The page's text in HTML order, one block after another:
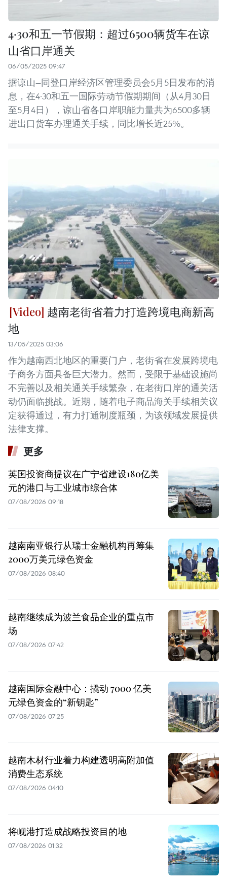
4·30和五一节假期：超过6500辆货车在谅
山省口岸通关
06/05/2025 09:47
据谅山—同登口岸经济区管理委员会5月5日发布的消
息，在4·30和五一国际劳动节假期期间（从4月30日
至5月4日），谅山省各口岸职能力量共为6500多辆
进出口货车办理通关手续，同比增长近25%。
越南老街省着力打造跨境电商新高
地
13/05/2025 03:06
作为越南西北地区的重要门户，老街省在发展跨境电
子商务方面具备巨大潜力。然而，受限于基础设施尚
不完善以及相关通关手续繁杂，在老街口岸的通关活
动仍面临挑战。近期，随着电子商品海关手续相关议
定获得通过，有力打通制度瓶颈，为该领域发展提供
法律支撑。
更多
英国投资商提议在广宁省建设180亿美
元的港口与工业城市综合体
07/08/2026 09:18
越南南亚银行从瑞士金融机构再筹集
2000万美元绿色资金
07/08/2026 08:40
越南继续成为波兰食品企业的重点市
场
07/08/2026 07:42
越南国际金融中心：撬动 7000 亿美
元绿色资金的“新钥匙”
07/08/2026 07:25
越南木材行业着力构建透明高附加值
消费生态系统
07/08/2026 04:10
将岘港打造成战略投资目的地
07/08/2026 01:32